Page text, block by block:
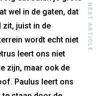
wel in de gaten, dat
zit, juist in de
wordt echt niet
leert ons niet
zijn, maar ook de
Paulus leert ons
NEXT ARTICLE